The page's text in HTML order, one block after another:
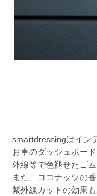
smartdressingはイン
お車のダッシュボー
外線等で色褪せたゴ
また、ココナッツの
紫外線カットの効果も